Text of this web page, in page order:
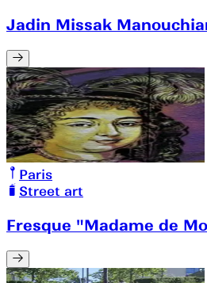
Jadin Missak
Paris
Street art
Fresque "Madame de